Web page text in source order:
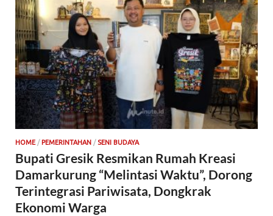
HOME/ PEMERINTAHAN /SENI BUDAYA
Bupati Gresik Resmikan Rumah Kreasi
Damarkurung “Melintasi Waktu”, Dorong
Terintegrasi Pariwisata, Dongkrak
Ekonomi Warga